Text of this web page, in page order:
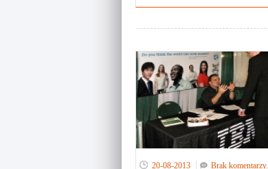
20-08-2013
Brak komentarzy.